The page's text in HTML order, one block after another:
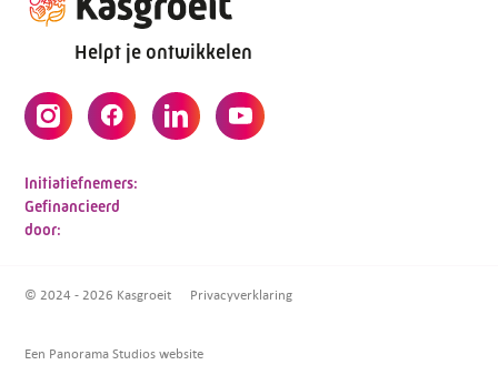
Helpt je ontwikkelen
Initiatiefnemers:
Gefinancieerd
door:
© 2024 - 2026 Kasgroeit Privacyverklaring
Een Panorama Studios website